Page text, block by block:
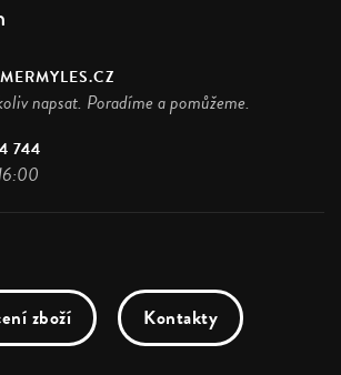
napsat. Poradíme a pomůžeme.
744
zboží Kontakty